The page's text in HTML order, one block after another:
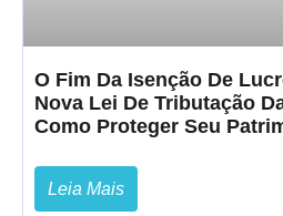
O Fim Da Isenção De
Nova Lei De Tributação
Como Proteger Seu
Leia Mais